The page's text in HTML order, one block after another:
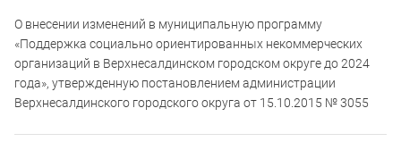
О внесении изменений в муниципальную программу
«Поддержка социально ориентированных некоммерческих
организаций в Верхнесалдинском городском округе до 2024
года», утвержденную постановлением администрации
Верхнесалдинского городского округа от 15.10.2015 № 3055